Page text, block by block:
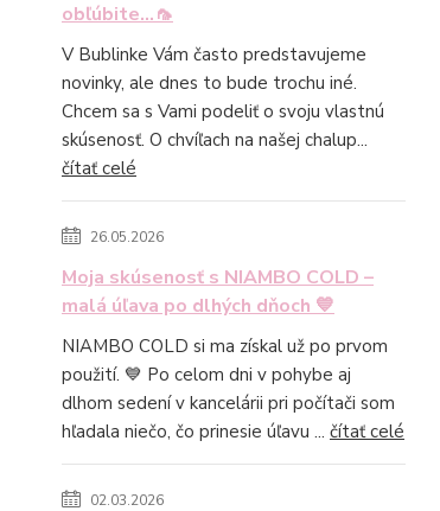
obľúbite...🦟
V Bublinke Vám často predstavujeme
novinky, ale dnes to bude trochu iné.
Chcem sa s Vami podeliť o svoju vlastnú
skúsenosť. O chvíľach na našej chalup...
čítať celé
26.05.2026
Moja skúsenosť s NIAMBO COLD –
malá úľava po dlhých dňoch 💙
NIAMBO COLD si ma získal už po prvom
použití. 💙 Po celom dni v pohybe aj
dlhom sedení v kancelárii pri počítači som
hľadala niečo, čo prinesie úľavu ... čítať celé
02.03.2026